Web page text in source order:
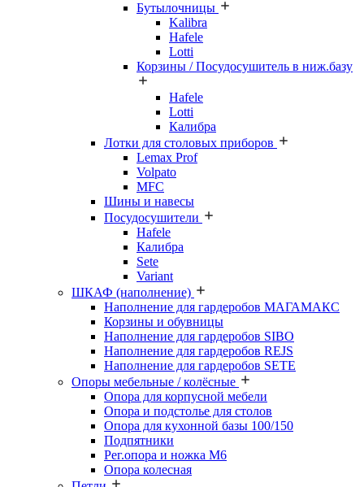
Бутылочницы
Kalibra
Hafele
Lotti
Корзины / Посудосушитель в ниж.базу
Hafele
Lotti
Калибра
Лотки для столовых приборов
Lemax Prof
Volpato
MFC
Шины и навесы
Посудосушители
Hafele
Калибра
Sete
Variant
ШКАФ (наполнение)
Наполнение для гардеробов МАГАМАКС
Корзины и обувницы
Наполнение для гардеробов SIBO
Наполнение для гардеробов REJS
Наполнение для гардеробов SETE
Опоры мебельные / колёсные
Опора для корпусной мебели
Опора и подстолье для столов
Опора для кухонной базы 100/150
Подпятники
Рег.опора и ножка М6
Опора колесная